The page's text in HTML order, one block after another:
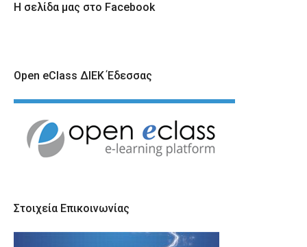
Η σελίδα μας στο Facebook
Open eClass ΔΙΕΚ Έδεσσας
Στοιχεία Επικοινωνίας